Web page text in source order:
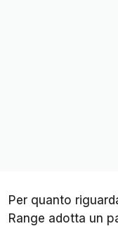
Per quanto
Range adotta un